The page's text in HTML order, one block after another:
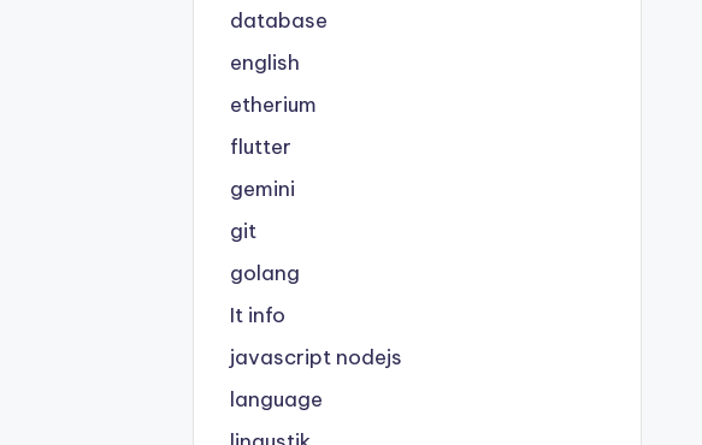
database
english
etherium
flutter
gemini
git
golang
It info
javascript nodejs
language